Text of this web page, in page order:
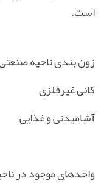
است.
زون بندی ناحیه
کانی غیرفلزی
آشامیدنی و غذایی
واحدهای موجود در